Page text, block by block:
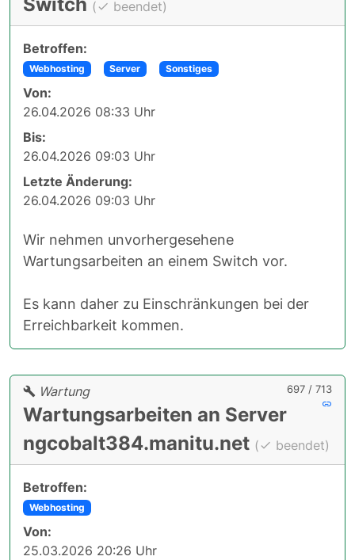
( beendet)
Betroffen:
Webhosting Server Sonstiges
Von:
26.04.2026 08:33 Uhr
Bis:
26.04.2026 09:03 Uhr
Letzte Änderung:
26.04.2026 09:03 Uhr
Wir nehmen unvorhergesehene
Wartungsarbeiten an einem Switch vor.
Es kann daher zu Einschränkungen bei der
Erreichbarkeit kommen.
697 / 713
Wartung
Wartungsarbeiten an Server
ngcobalt384.manitu.net ( beendet)
Betroffen:
Webhosting
Von:
25.03.2026 20:26 Uhr